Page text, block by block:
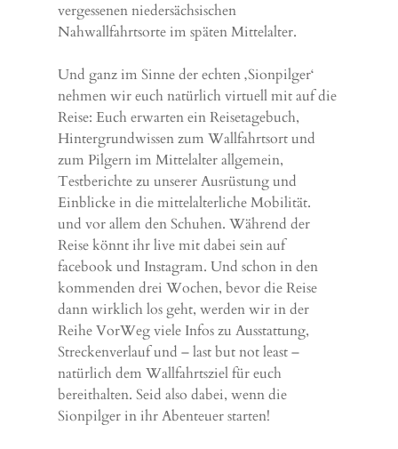
vergessenen niedersächsischen
Nahwallfahrtsorte im späten Mittelalter.
Und ganz im Sinne der echten ‚Sionpilger‘
nehmen wir euch natürlich virtuell mit auf die
Reise: Euch erwarten ein Reisetagebuch,
Hintergrundwissen zum Wallfahrtsort und
zum Pilgern im Mittelalter allgemein,
Testberichte zu unserer Ausrüstung und
Einblicke in die mittelalterliche Mobilität.
und vor allem den Schuhen. Während der
Reise könnt ihr live mit dabei sein auf
facebook und Instagram. Und schon in den
kommenden drei Wochen, bevor die Reise
dann wirklich los geht, werden wir in der
Reihe VorWeg viele Infos zu Ausstattung,
Streckenverlauf und – last but not least –
natürlich dem Wallfahrtsziel für euch
bereithalten. Seid also dabei, wenn die
Sionpilger in ihr Abenteuer starten!